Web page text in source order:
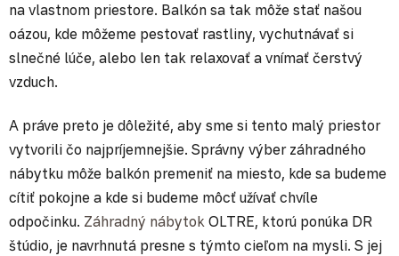
na vlastnom priestore. Balkón sa tak môže stať našou
oázou, kde môžeme pestovať rastliny, vychutnávať si
slnečné lúče, alebo len tak relaxovať a vnímať čerstvý
vzduch.
A práve preto je dôležité, aby sme si tento malý priestor
vytvorili čo najpríjemnejšie. Správny výber záhradného
nábytku môže balkón premeniť na miesto, kde sa budeme
cítiť pokojne a kde si budeme môcť užívať chvíle
odpočinku. Záhradný nábytok OLTRE, ktorú ponúka DR
štúdio, je navrhnutá presne s týmto cieľom na mysli. S jej